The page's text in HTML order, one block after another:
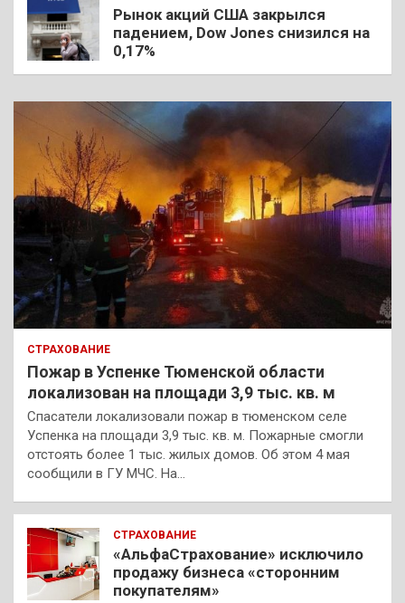
Рынок акций США закрылся
падением, Dow Jones снизился на
0,17%
СТРАХОВАНИЕ
Пожар в Успенке Тюменской области
локализован на площади 3,9 тыс. кв. м
Спасатели локализовали пожар в тюменском селе
Успенка на площади 3,9 тыс. кв. м. Пожарные смогли
отстоять более 1 тыс. жилых домов. Об этом 4 мая
сообщили в ГУ МЧС. На…
СТРАХОВАНИЕ
«АльфаСтрахование» исключило
продажу бизнеса «сторонним
покупателям»